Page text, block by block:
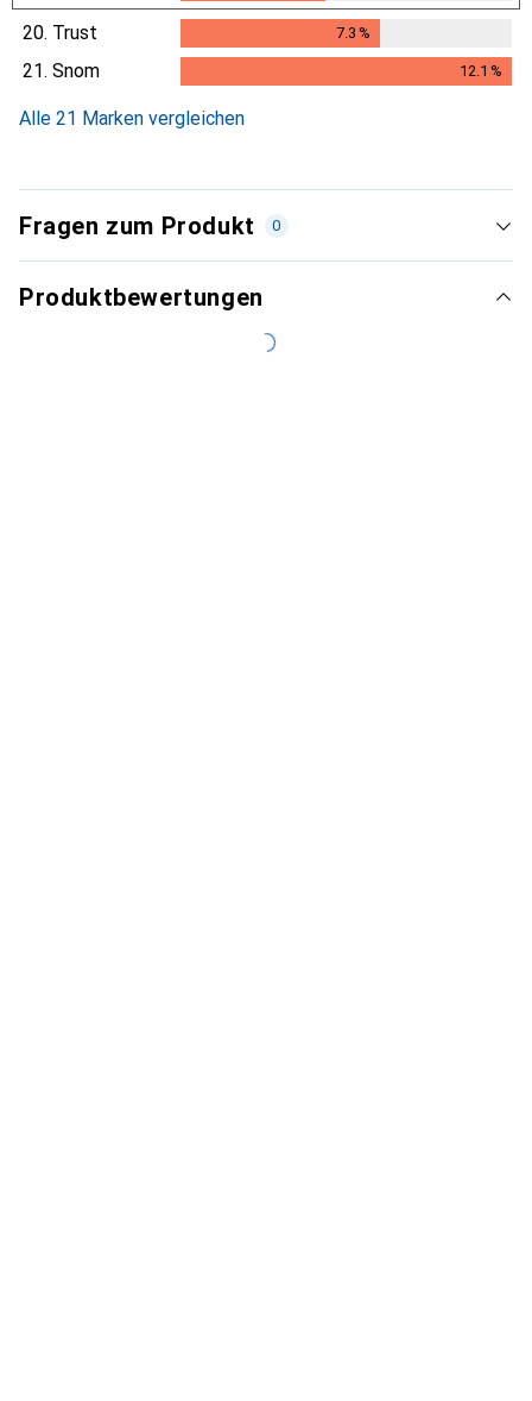
20. Trust 7.3 %
21. Snom 12.1 %
Alle 21 Marken vergleichen
Fragen zum Produkt 0
Produktbewertungen